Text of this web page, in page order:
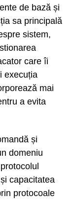
de bază și
sa principală
sistem,
care îi
execuția
mai
a evita
și
domeniu
capacitatea
protocoale